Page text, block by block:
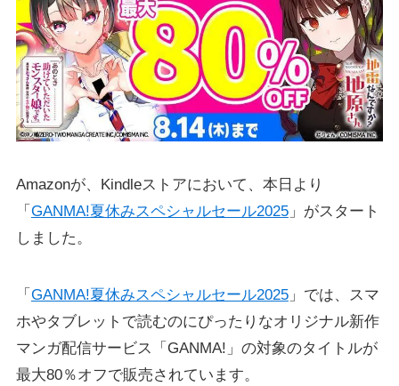
Amazonが、Kindleストアにおいて、本日より
「 GANMA!夏休みスペシャルセール2025」がスタート
しました。
「 GANMA!夏休みスペシャルセール2025」では、スマ
ホやタブレットで読むのにぴったりなオリジナル新作
マンガ配信サービス「GANMA!」の対象のタイトルが
最大80％オフで販売されています。